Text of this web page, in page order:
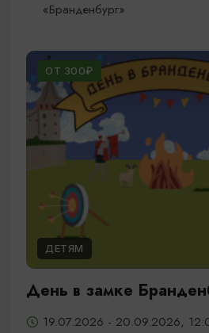
«Бранденбург»
ОТ 300₽
ДЕТЯМ
День в замке
19.07.2026 - 20.09.2026,